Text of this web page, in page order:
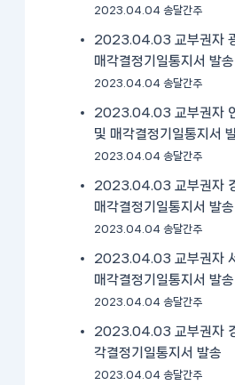
2023.04.04 송달간주
2023.04.03 교부권자
매각결정기일통지서 발송
2023.04.04 송달간주
2023.04.03 교부권자
및 매각결정기일통지서
2023.04.04 송달간주
2023.04.03 교부권자
매각결정기일통지서 발송
2023.04.04 송달간주
2023.04.03 교부권자
매각결정기일통지서 발송
2023.04.04 송달간주
2023.04.03 교부권자
각결정기일통지서 발송
2023.04.04 송달간주